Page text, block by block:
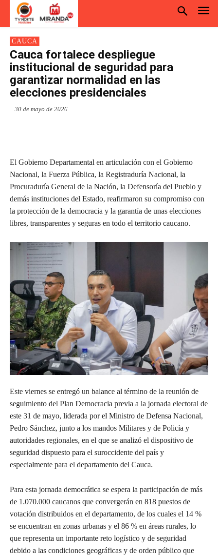
CAUCA
Cauca fortalece despliegue
institucional de seguridad para
garantizar normalidad en las
elecciones presidenciales
30 de mayo de 2026
El Gobierno Departamental en articulación con el Gobierno
Nacional, la Fuerza Pública, la Registraduría Nacional, la
Procuraduría General de la Nación, la Defensoría del Pueblo y
demás instituciones del Estado, reafirmaron su compromiso con
la protección de la democracia y la garantía de unas elecciones
libres, transparentes y seguras en todo el territorio caucano.
Este viernes se entregó un balance al término de la reunión de
seguimiento del Plan Democracia previa a la jornada electoral de
este 31 de mayo, liderada por el Ministro de Defensa Nacional,
Pedro Sánchez, junto a los mandos Militares y de Policía y
autoridades regionales, en el que se analizó el dispositivo de
seguridad dispuesto para el suroccidente del país y
especialmente para el departamento del Cauca.
Para esta jornada democrática se espera la participación de más
de 1.070.000 caucanos que convergerán en 818 puestos de
votación distribuidos en el departamento, de los cuales el 14 %
se encuentran en zonas urbanas y el 86 % en áreas rurales, lo
que representa un importante reto logístico y de seguridad
debido a las condiciones geográficas y de orden público que